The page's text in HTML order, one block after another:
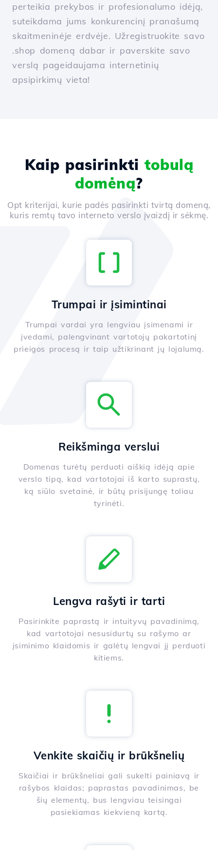
perteikia prekybos ir profesionalumo idėją,
suteikdama jums konkurencinį pranašumą
skaitmeninėje erdvėje. Užregistruokite savo
.shop domeną dabar ir paverskite savo
verslą pageidaujama internetinių
apsipirkimų vieta!
Kaip pasirinkti tobulą
domėną?
Opt kriterijai, kurie padės pasirinkti tvirtą domeną,
kuris remtų tavo interneto verslo įvaizdį ir sėkmę.
Trumpai ir įsimintinai
Trumpai vardai yra lengviau įsimenami ir
įvedami, palengvinant vartotojų pakartotinį
prieigos procesą ir taip užtikrinant jų lojalumą.
Reikšminga verslui
Domenas turėtų perduoti aiškią idėją apie
verslo tipą, kad vartotojai iš karto suprastų,
ką siūlo svetainė, ir būtų prisijungę toliau
tyrinėti.
Lengva rašyti ir tarti
Pasirinkite paprastą ir intuityvų pavadinimą,
kad vartotojai nesusidurtų su rašymo ar
įsiminimo klaidomis ir galėtų lengvai jį perduoti
kitiems.
Venkite skaičių ir brūkšnelių
Skaičiai ir brūkšneliai gali sukelti painiavą ir
rašybos klaidas; paprastas pavadinimas, be
šių elementų, bus lengviau teisingai
pasiekiamas kiekvieną kartą.